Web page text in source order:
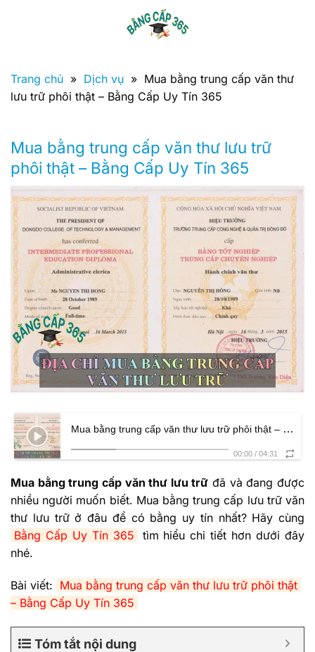
Trang chủ » Dịch vụ » Mua bằng trung cấp văn thư
lưu trữ phôi thật – Bằng Cấp Uy Tín 365
Mua bằng trung cấp văn thư lưu trữ
phôi thật – Bằng Cấp Uy Tín 365
Mua bằng trung cấp văn thư lưu trữ phôi thật – Bằng Cấp Uy Tín 365
00:00 / 04:31
Mua bằng trung cấp văn thư lưu trữ đã và đang được
nhiều người muốn biết. Mua bằng trung cấp lưu trữ văn
thư lưu trữ ở đâu để có bằng uy tín nhất? Hãy cùng
Bằng Cấp Uy Tín 365
tìm hiểu chi tiết hơn dưới đây
nhé.
Bài viết: Mua bằng trung cấp văn thư lưu trữ phôi thật
– Bằng Cấp Uy Tín 365
Tóm tắt nội dung